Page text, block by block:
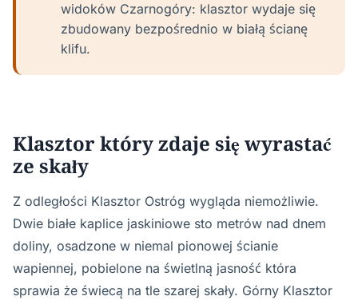
widoków Czarnogóry: klasztor wydaje się
zbudowany bezpośrednio w białą ścianę
klifu.
Klasztor który zdaje się wyrastać
ze skały
Z odległości Klasztor Ostróg wygląda niemożliwie.
Dwie białe kaplice jaskiniowe sto metrów nad dnem
doliny, osadzone w niemal pionowej ścianie
wapiennej, pobielone na świetlną jasność która
sprawia że świecą na tle szarej skały. Górny Klasztor